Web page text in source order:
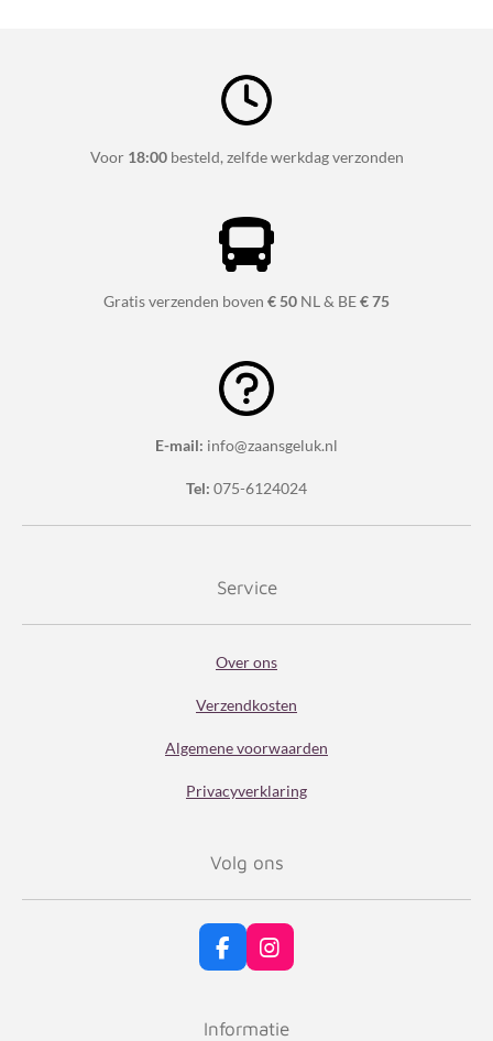
Voor 18:00besteld, zelfde werkdag verzonden
Gratis verzenden boven € 50 NL & BE€ 75
E-mail: info@zaansgeluk.nl
Tel: 075-6124024
Service
Over ons
Verzendkosten
Algemene voorwaarden
Privacyverklaring
Volg ons
F
a
e
I
n
t
Informatie